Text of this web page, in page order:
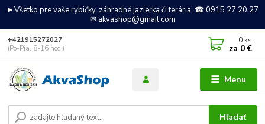
►Všetko pre vaše rybičky, záhradné jazierka či terária. ☎ 0915 27 20 27
✉ akvashop@gmail.com
Menu
Hľadať
+421915272027
(Po-Pia, 8-16 hod.)
0 ks
za 0 €